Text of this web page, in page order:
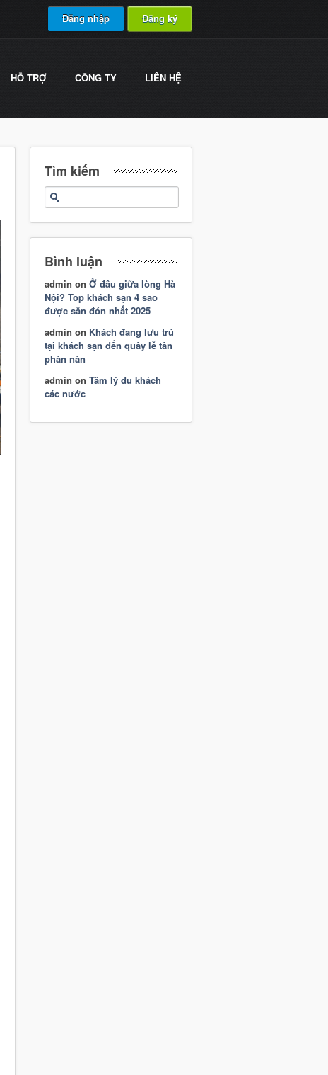
Đăng nhập Đăng ký
HỖ TRỢ CÔNG TY LIÊN HỆ
Tìm kiếm
Bình luận
admin on Ở đâu giữa lòng Hà
Nội? Top khách sạn 4 sao
được săn đón nhất 2025
admin on Khách đang lưu trú
tại khách sạn đến quầy lễ tân
phàn nàn
admin on Tâm lý du khách
các nước